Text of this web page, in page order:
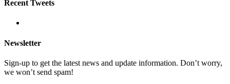
Recent Tweets
Newsletter
Sign-up to get the latest news and update information. Don’t worry,
we won’t send spam!